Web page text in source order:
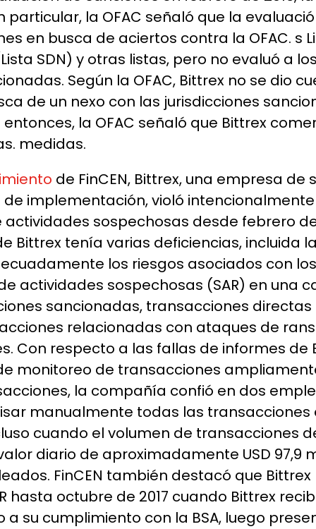
la OFAC señaló que la
en busca de aciertos contra la OFAC. s
SDN) y otras listas, pero no evaluó a
Según la OFAC, Bittrex no se dio
de un nexo con las jurisdicciones
entonces, la OFAC señaló que Bittrex
medidas.
de FinCEN, Bittrex, una empresa de
implementación, violó intencionalmente
sospechosas desde febrero
Bittrex tenía varias deficiencias, incluida
los riesgos asociados con
actividades sospechosas (SAR) en una
sancionadas, transacciones
relacionadas con ataques de
Con respecto a las fallas de informes de
monitoreo de transacciones
la compañía confió en dos
manualmente todas las
cuando el volumen de transacciones
diario de aproximadamente USD 97,9
FinCEN también destacó que
hasta octubre de 2017 cuando Bittrex
su cumplimiento con la BSA, luego